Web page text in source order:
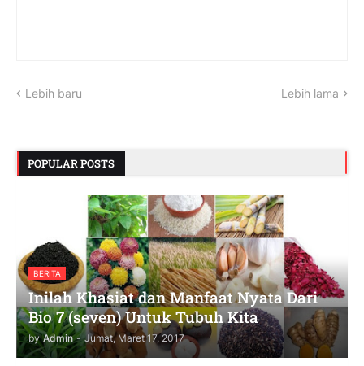
Lebih baru Lebih lama
POPULAR POSTS
BERITA
Inilah Khasiat dan Manfaat Nyata Dari
Bio 7 (seven) Untuk Tubuh Kita
by Admin - Jumat, Maret 17, 2017